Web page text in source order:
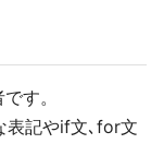
す。
表記やif文､for文